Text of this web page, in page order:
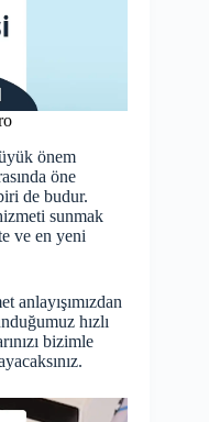
önem
öne
de budur.
sunmak
ve en yeni
anlayışımızdan
hızlı
bizimle